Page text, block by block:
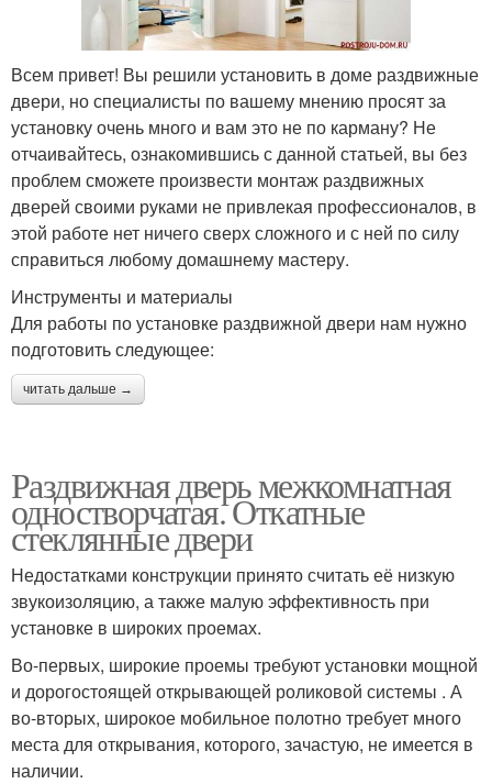
Всем привет! Вы решили установить в доме раздвижные
двери, но специалисты по вашему мнению просят за
установку очень много и вам это не по карману? Не
отчаивайтесь, ознакомившись с данной статьей, вы без
проблем сможете произвести монтаж раздвижных
дверей своими руками не привлекая профессионалов, в
этой работе нет ничего сверх сложного и с ней по силу
справиться любому домашнему мастеру.
Инструменты и материалы
Для работы по установке раздвижной двери нам нужно
подготовить следующее:
читать дальше →
Раздвижная дверь межкомнатная
одностворчатая. Откатные
стеклянные двери
Недостатками конструкции принято считать её низкую
звукоизоляцию, а также малую эффективность при
установке в широких проемах.
Во-первых, широкие проемы требуют установки мощной
и дорогостоящей открывающей роликовой системы . А
во-вторых, широкое мобильное полотно требует много
места для открывания, которого, зачастую, не имеется в
наличии.